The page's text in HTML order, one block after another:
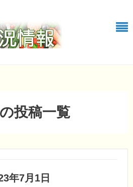
投稿一覧
年7月1日